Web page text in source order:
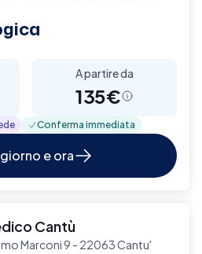
A partire da
135€
Conferma immediata
e ora
Cantù
Marconi 9 - 22063 Cantu'